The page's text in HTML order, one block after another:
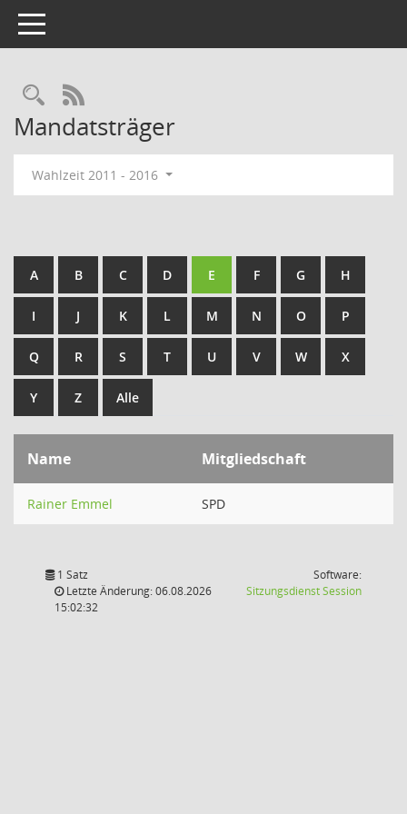
Toggle navigation
Rechercheauswahl
RSS-Feed
Mandatsträger
Wahlzeit 2011 - 2016
A B C D E F G H
I J K L M N O P
Q R S T U V W X
Y Z Alle
Name Mitgliedschaft
Rainer Emmel SPD
1 Satz
Letzte Änderung: 06.08.2026
15:02:32
Software:
SitzungsdienstSession(Wird in